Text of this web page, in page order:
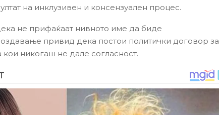
на инклузивен и консензуален процес.
не прифаќаат нивното име да биде
привид дека постои политички договор за
кои никогаш не дале согласност.